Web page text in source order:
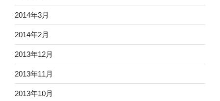
2014年3月
2014年2月
2013年12月
2013年11月
2013年10月